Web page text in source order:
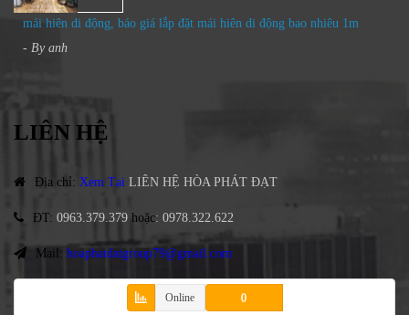
mái hiên di động, báo giá lắp đặt mái hiên di động bao nhiêu 1m
- By anh
LIÊN HỆ
Địa chỉ: Xem Tại LIÊN HỆ HÒA PHÁT ĐẠT
ĐT: 0963.379.379 hoặc: 0978.322.622
Mail: hoaphatdatgroup79@gmail.com
Online 0